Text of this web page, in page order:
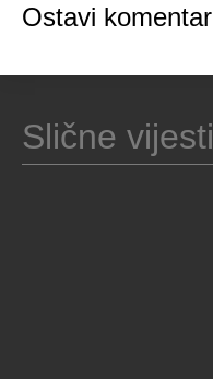
Ostavi komentar
Slične vijesti